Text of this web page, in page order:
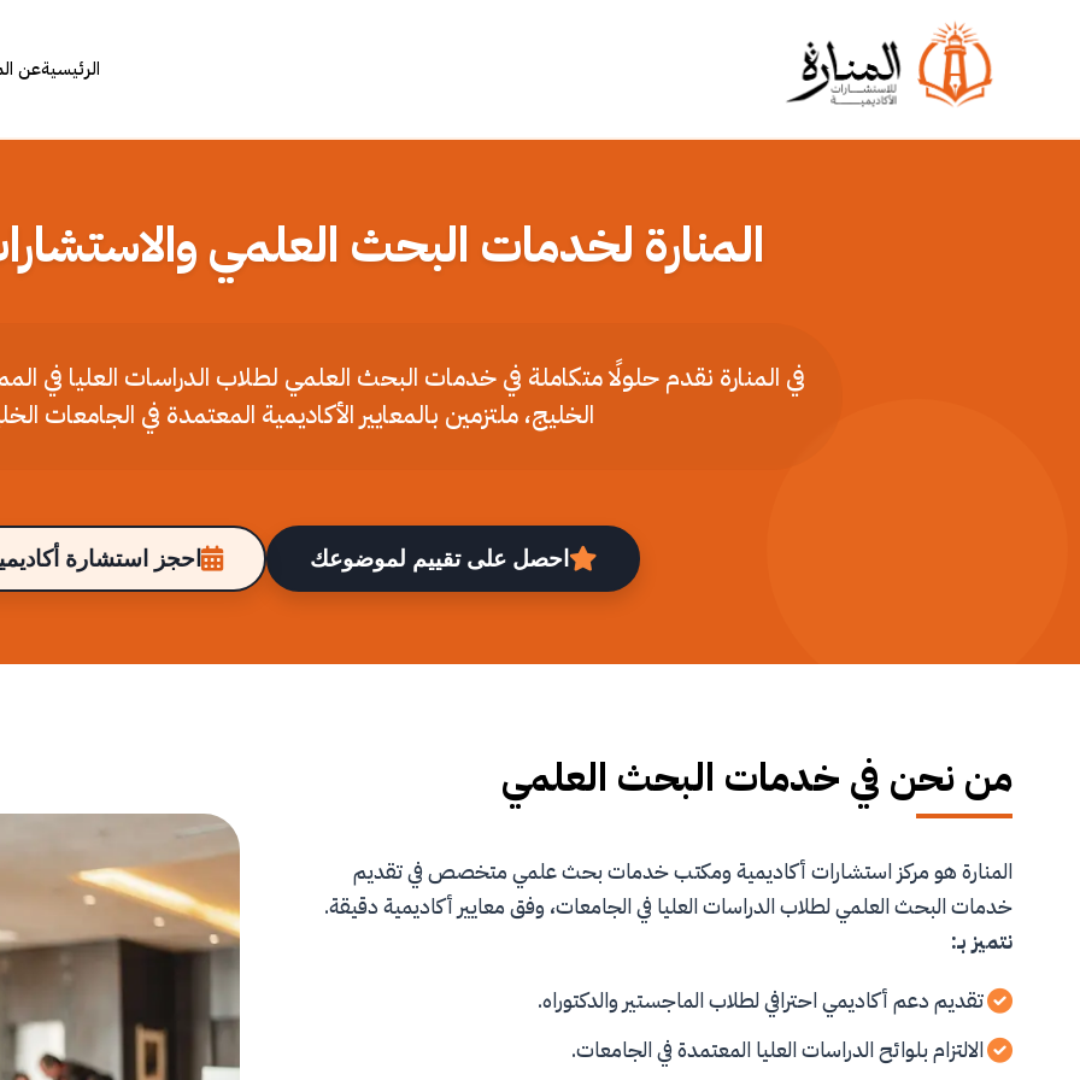
الرئيسيةعن
المنارة لخدمات البحث العلمي
في المنارة نقدم حلولًا متكاملة في خدمات البحث العلمي لطلاب الدراسات العليا في
الخليج، ملتزمين بالمعايير الأكاديمية المعتمدة في الجامعات
احصل على تقييم لموضوعك احجز استشارة
من نحن في خدمات البحث العلمي
المنارة هو مركز استشارات أكاديمية ومكتب خدمات بحث علمي متخصص في تقديم
خدمات البحث العلمي لطلاب الدراسات العليا في الجامعات، وفق معايير أكاديمية دقيقة.
نتميز بـ:
تقديم دعم أكاديمي احترافي لطلاب الماجستير والدكتوراه.
الالتزام بلوائح الدراسات العليا المعتمدة في الجامعات.